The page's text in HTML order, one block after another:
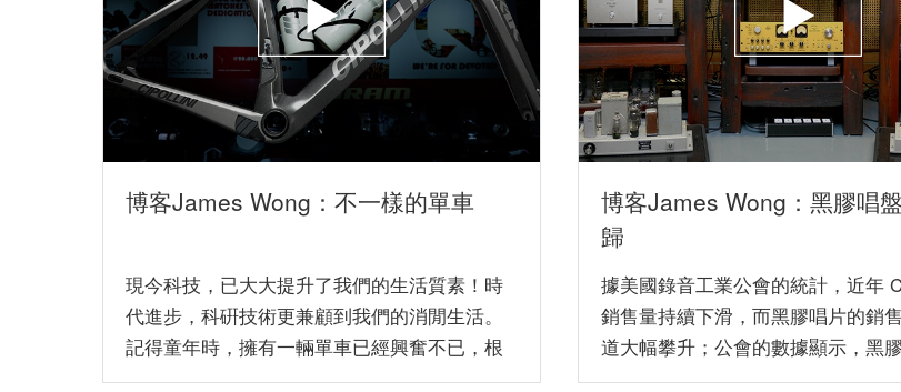
博客James Wong：不一樣的單車
現今科技，已大大提升了我們的生活質素！時
代進步，科硏技術更兼顧到我們的消閒生活。
記得童年時，擁有一輛單車已經興奮不已，根
本不會有什麼要求，能運行已經心...
博客James Wong：黑膠唱
歸
據美國錄音工業公會的統計，近年
銷售量持續下滑，而黑膠唱片的銷
道大幅攀升；公會的數據顯示，黑
售數量由 2014 年的 ...